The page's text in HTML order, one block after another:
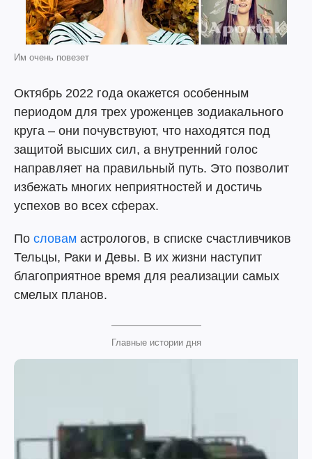
Им очень повезет
Октябрь 2022 года окажется особенным
периодом для трех уроженцев зодиакального
круга – они почувствуют, что находятся под
защитой высших сил, а внутренний голос
направляет на правильный путь. Это позволит
избежать многих неприятностей и достичь
успехов во всех сферах.
По словам астрологов, в списке счастливчиков
Тельцы, Раки и Девы. В их жизни наступит
благоприятное время для реализации самых
смелых планов.
Главные истории дня